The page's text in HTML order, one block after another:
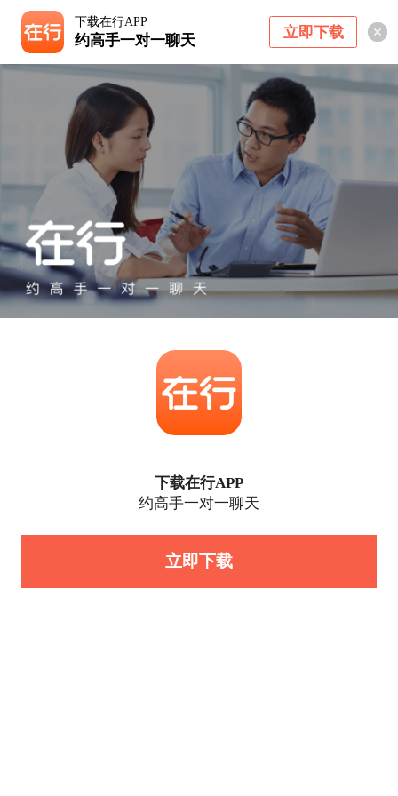
下载在行APP
约高手一对一聊天 立即下载
下载在行APP
约高手一对一聊天
立即下载